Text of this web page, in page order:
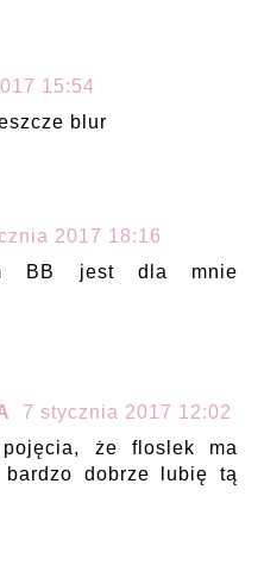
15:54
blur
2017 18:16
BB jest dla mnie
7 stycznia 2017 12:02
że floslek ma
dobrze lubię tą